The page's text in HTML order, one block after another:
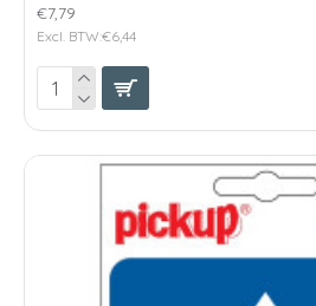
€7,79
Excl. BTW:€6,44